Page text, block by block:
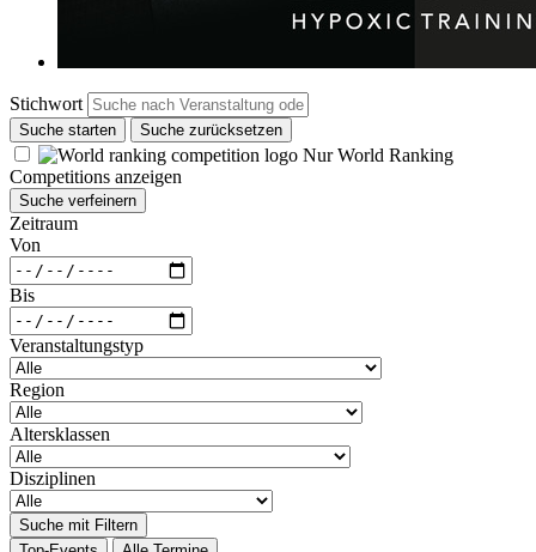
Stichwort
Suche starten Suche zurücksetzen
Nur World Ranking
Competitions anzeigen
Suche verfeinern
Zeitraum
Von
Bis
Veranstaltungstyp
Region
Altersklassen
Disziplinen
Suche mit Filtern